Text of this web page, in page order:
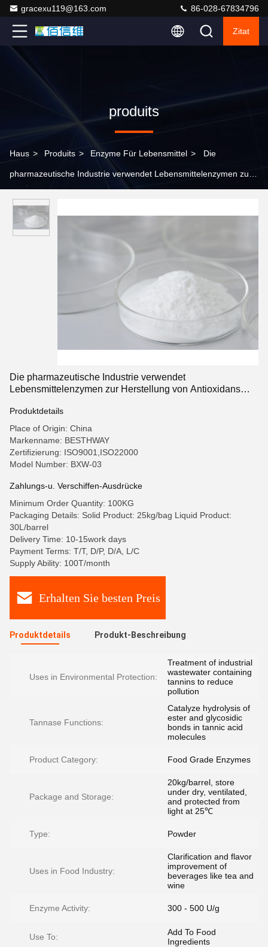
gracexu119@163.com 86-028-67834796
Zitat
produits
Haus > Produits > Enzyme Für Lebensmittel > Die
pharmazeutische Industrie verwendet Lebensmittelenzymen zur
Die pharmazeutische Industrie verwendet
Lebensmittelenzymen zur Herstellung von Antioxidans
Produktdetails
Place of Origin: China
Markenname: BESTHWAY
Zertifizierung: ISO9001,ISO22000
Model Number: BXW-03
Zahlungs-u. Verschiffen-Ausdrücke
Minimum Order Quantity: 100KG
Packaging Details: Solid Product: 25kg/bag Liquid Product:
30L/barrel
Delivery Time: 10-15work days
Payment Terms: T/T, D/P, D/A, L/C
Supply Ability: 100T/month
Erhalten Sie besten Preis
Produktdetails Produkt-Beschreibung
Uses in Environmental Protection:
Treatment of industrial
wastewater containing
tannins to reduce
pollution
Tannase Functions:
Catalyze hydrolysis of
ester and glycosidic
bonds in tannic acid
molecules
Product Category: Food Grade Enzymes
Package and Storage:
20kg/barrel, store
under dry, ventilated,
and protected from
light at 25℃
Type: Powder
Uses in Food Industry:
Clarification and flavor
improvement of
beverages like tea and
wine
Enzyme Activity: 300 - 500 U/g
Use To:
Add To Food
Ingredients